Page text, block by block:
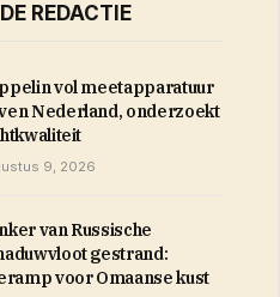
REDACTIE
vol meetapparatuur
Nederland, onderzoekt
9, 2026
van Russische
gestrand:
voor Omaanse kust